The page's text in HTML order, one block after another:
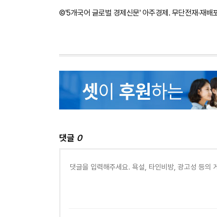
©'5개국어 글로벌 경제신문' 아주경제. 무단전재·재배
댓글 0